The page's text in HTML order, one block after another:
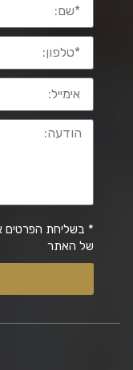
* בשליחת
של האתר